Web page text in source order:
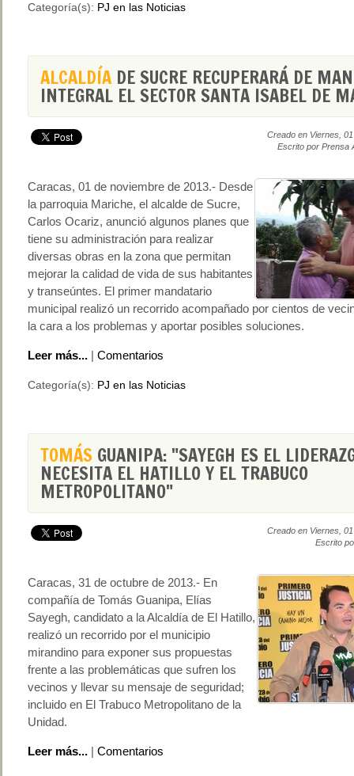
Categoría(s): PJ en las Noticias
ALCALDÍA DE SUCRE RECUPERARÁ DE
INTEGRAL EL SECTOR SANTA ISABEL DE
Creado en Viernes,
Escrito por Prensa
Caracas, 01 de noviembre de 2013.- Desde
la parroquia Mariche, el alcalde de Sucre,
Carlos Ocariz, anunció algunos planes que
tiene su administración para realizar
diversas obras en la zona que permitan
mejorar la calidad de vida de sus habitantes
y transeúntes. El primer mandatario
municipal realizó un recorrido acompañado por cientos de
la cara a los problemas y aportar posibles soluciones.
Leer más... | Comentarios
Categoría(s): PJ en las Noticias
TOMÁS GUANIPA: "SAYEGH ES EL
NECESITA EL HATILLO Y EL TRABUCO
METROPOLITANO"
Creado en Viernes,
Escrito
Caracas, 31 de octubre de 2013.- En
compañía de Tomás Guanipa, Elías
Sayegh, candidato a la Alcaldía de El Hatillo,
realizó un recorrido por el municipio
mirandino para exponer sus propuestas
frente a las problemáticas que sufren los
vecinos y llevar su mensaje de seguridad;
incluido en El Trabuco Metropolitano de la
Unidad.
Leer más... | Comentarios